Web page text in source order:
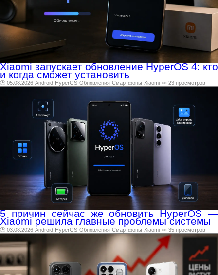
Xiaomi запускает обновление HyperOS 4: кто
и когда сможет установить
🕑 05.08.2026 Android HyperOS Обновления Смартфоны Xiaomi 👀 23 просмотров
5 причин сейчас же обновить HyperOS —
Xiaomi решила главные проблемы системы
🕑 03.08.2026 Android HyperOS Обновления Смартфоны Xiaomi 👀 35 просмотров